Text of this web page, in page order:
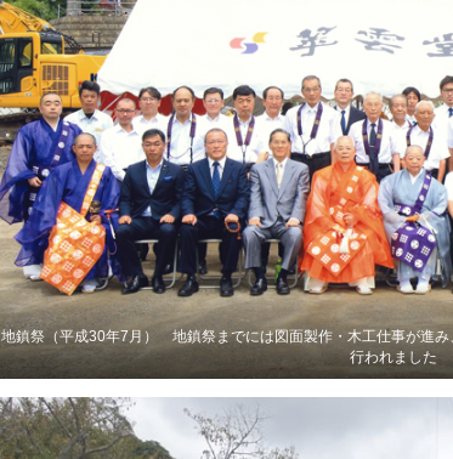
地鎮祭（平成30年7月） 地鎮祭までには図面製作・木工仕事が進
行われました